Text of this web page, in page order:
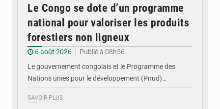
Le Congo se dote d’un programme
national pour valoriser les produits
forestiers non ligneux
6 août 2026
Publié à 08h56
Le gouvernement congolais et le Programme des
Nations unies pour le développement (Pnud)…
SAVOIR PLUS